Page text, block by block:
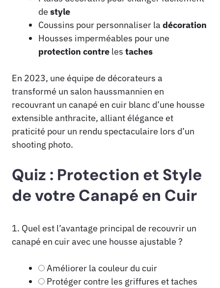
de style
Coussins pour personnaliser la décoration
Housses imperméables pour une
protection contre les taches
En 2023, une équipe de décorateurs a
transformé un salon haussmannien en
recouvrant un canapé en cuir blanc d’une housse
extensible anthracite, alliant élégance et
praticité pour un rendu spectaculaire lors d’un
shooting photo.
Quiz : Protection et Style
de votre Canapé en Cuir
1. Quel est l’avantage principal de recouvrir un
canapé en cuir avec une housse ajustable ?
Améliorer la couleur du cuir
Protéger contre les griffures et taches